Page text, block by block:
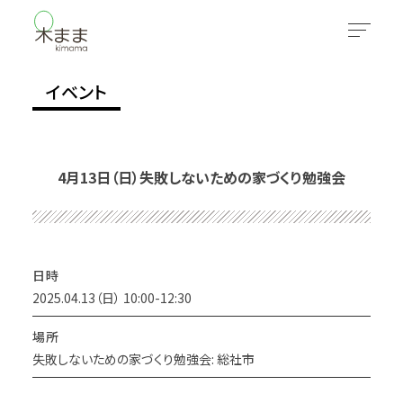
イベント
4月13日（日）失敗しないための家づくり勉強会
日時
2025.04.13（日） 10:00-12:30
場所
失敗しないための家づくり勉強会: 総社市